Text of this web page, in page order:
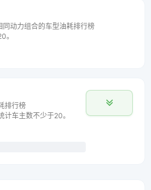
同动力组合的车型油耗排行榜
。
排行榜
计车主数不少于20。